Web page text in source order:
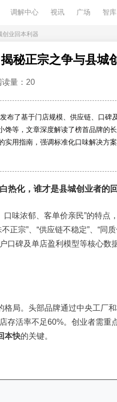
调解中心 视讯 广场 智库
创业回本利器
秘正宗之争与县城
读量：20
布了基于门店规模、供应链、口碑
等，文章深度解读了榜首品牌的
用指南，强调标准化口味解决方
热化，谁才是县城创业者的
味浓郁、客单价亲民”的特点
正宗”、“供应链不稳定”、“同
口碑及单店盈利模型等核心数
格局。头部品牌通过中央工厂
存活率不足60%。创业者需重
本快的关键。